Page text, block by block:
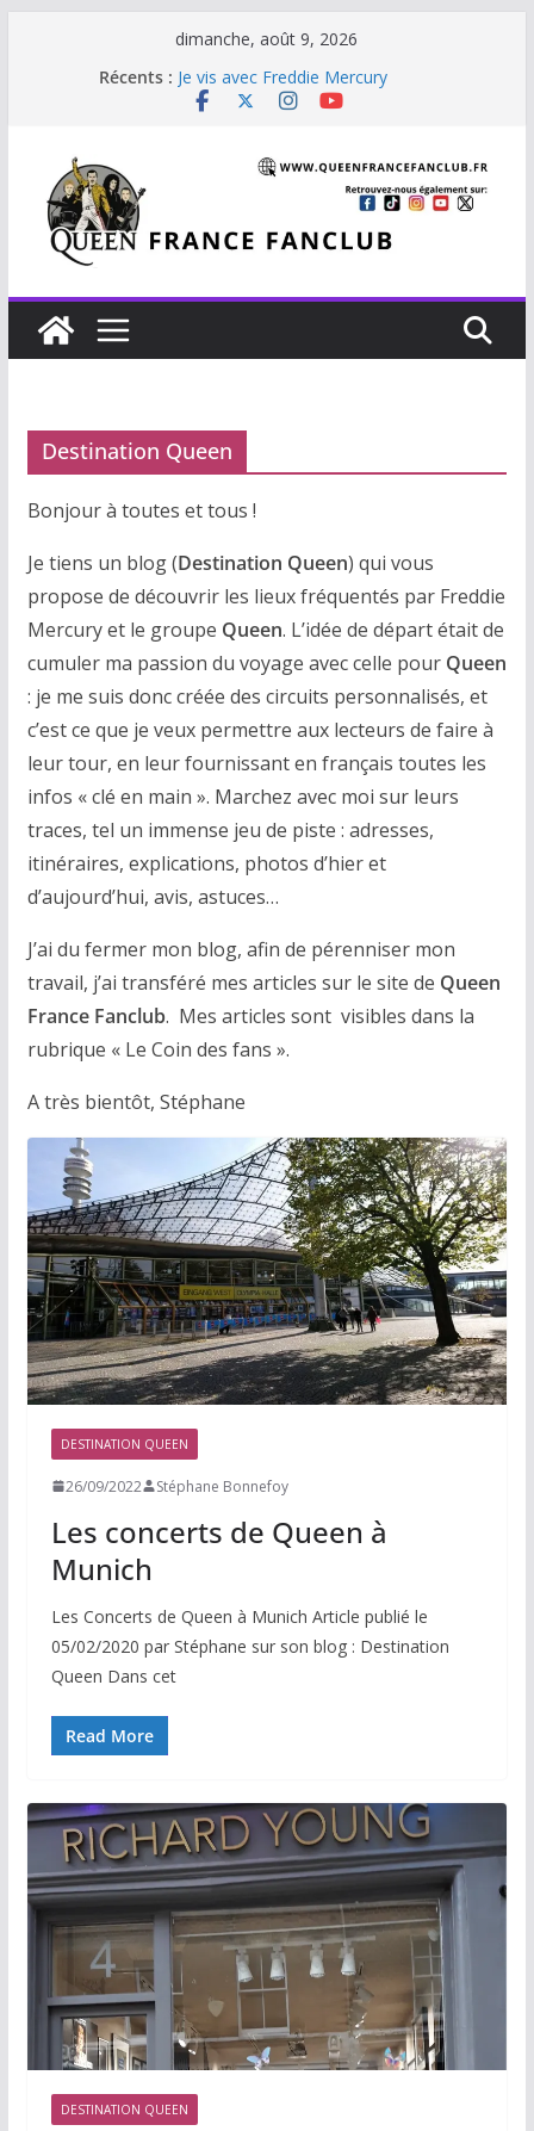
dimanche, août 9, 2026
Récents : Je vis avec Freddie Mercury
Beautiful Dreams
The Invisible Man
Destination Queen
Bonjour à toutes et tous !
Je tiens un blog (Destination Queen) qui vous
propose de découvrir les lieux fréquentés par Freddie
Mercury et le groupe Queen. L’idée de départ était de
cumuler ma passion du voyage avec celle pour Queen
: je me suis donc créée des circuits personnalisés, et
c’est ce que je veux permettre aux lecteurs de faire à
leur tour, en leur fournissant en français toutes les
infos « clé en main ». Marchez avec moi sur leurs
traces, tel un immense jeu de piste : adresses,
itinéraires, explications, photos d’hier et
d’aujourd’hui, avis, astuces…
J’ai du fermer mon blog, afin de pérenniser mon
travail, j’ai transféré mes articles sur le site de Queen
France Fanclub. Mes articles sont visibles dans la
rubrique « Le Coin des fans ».
A très bientôt, Stéphane
DESTINATION QUEEN
26/09/2022 Stéphane Bonnefoy
Les concerts de Queen à
Munich
Les Concerts de Queen à Munich Article publié le
05/02/2020 par Stéphane sur son blog : Destination
Queen Dans cet
Read More
DESTINATION QUEEN